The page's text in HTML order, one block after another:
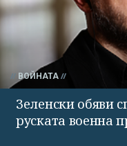
ВОЙНАТА
Зеленски обяви
руската военна